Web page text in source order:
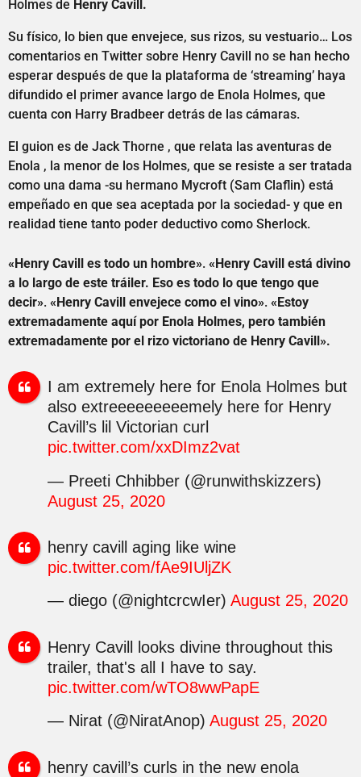
Holmes de Henry Cavill.
Su físico, lo bien que envejece, sus rizos, su vestuario… Los
comentarios en Twitter sobre Henry Cavill no se han hecho
esperar después de que la plataforma de ‘streaming’ haya
difundido el primer avance largo de Enola Holmes, que
cuenta con Harry Bradbeer detrás de las cámaras.
El guion es de Jack Thorne , que relata las aventuras de
Enola , la menor de los Holmes, que se resiste a ser tratada
como una dama -su hermano Mycroft (Sam Claflin) está
empeñado en que sea aceptada por la sociedad- y que en
realidad tiene tanto poder deductivo como Sherlock.
«Henry Cavill es todo un hombre». «Henry Cavill está divino
a lo largo de este tráiler. Eso es todo lo que tengo que
decir». «Henry Cavill envejece como el vino». «Estoy
extremadamente aquí por Enola Holmes, pero también
extremadamente por el rizo victoriano de Henry Cavill».
I am extremely here for Enola Holmes but
also extreeeeeeeeemely here for Henry
Cavill’s lil Victorian curl
pic.twitter.com/xxDImz2vat
— Preeti Chhibber (@runwithskizzers)
August 25, 2020
henry cavill aging like wine
pic.twitter.com/fAe9IUljZK
— diego (@nightcrcwIer) August 25, 2020
Henry Cavill looks divine throughout this
trailer, that's all I have to say.
pic.twitter.com/wTO8wwPapE
— Nirat (@NiratAnop) August 25, 2020
henry cavill’s curls in the new enola